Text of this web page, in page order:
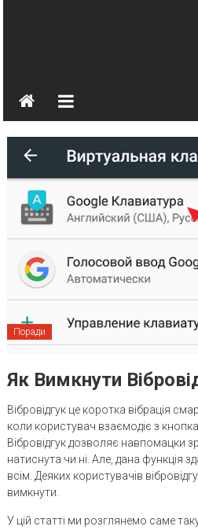
Поради
Як Вимкнути
Вібровідгук це коротка вібрація
коли користувач взаємодіє з
Вібровідгук дозволяє навпомацки
натиснута чи ні. Але, дана функція
всім. Деяких користувачів
вимкнути.
У цій статті ми розглянемо саме